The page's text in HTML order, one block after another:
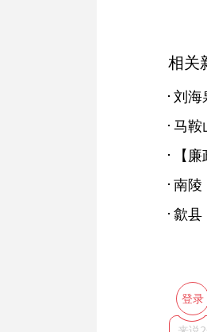
相关
马鞍
【
南陵
歙县
登录